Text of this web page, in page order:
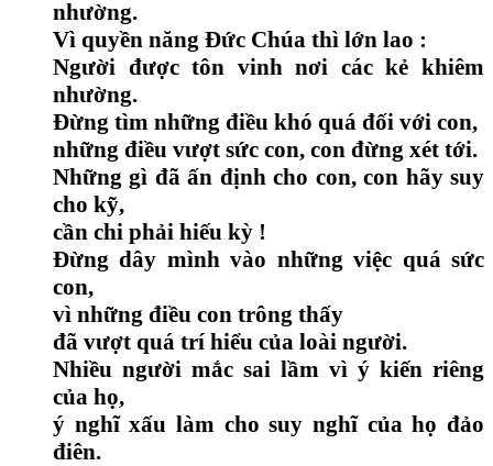
nhường.
Vì quyền năng Đức Chúa thì lớn lao :
Người được tôn vinh nơi các kẻ khiêm
nhường.
Đừng tìm những điều khó quá đối với con,
những điều vượt sức con, con đừng xét tới.
Những gì đã ấn định cho con, con hãy suy
cho kỹ,
cần chi phải hiếu kỳ !
Đừng dây mình vào những việc quá sức
con,
vì những điều con trông thấy
đã vượt quá trí hiểu của loài người.
Nhiều người mắc sai lầm vì ý kiến riêng
của họ,
ý nghĩ xấu làm cho suy nghĩ của họ đảo
điên.